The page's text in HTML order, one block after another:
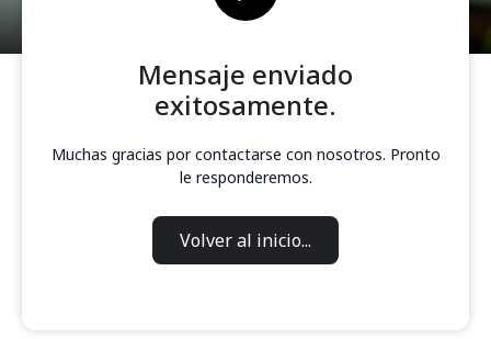
Mensaje enviado
exitosamente.
Muchas gracias por contactarse con nosotros. Pronto
le responderemos.
Volver al inicio...